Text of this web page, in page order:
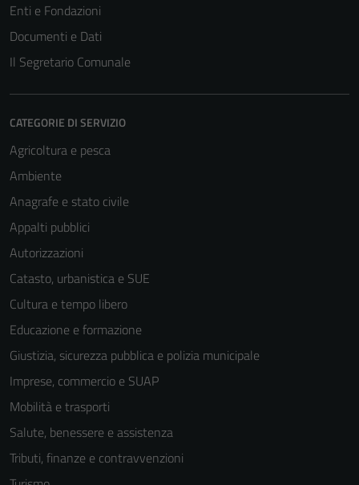
Enti e Fondazioni
Documenti e Dati
Il Segretario Comunale
CATEGORIE DI SERVIZIO
Agricoltura e pesca
Ambiente
Anagrafe e stato civile
Appalti pubblici
Autorizzazioni
Catasto, urbanistica e SUE
Cultura e tempo libero
Educazione e formazione
Giustizia, sicurezza pubblica e polizia municipale
Imprese, commercio e SUAP
Mobilità e trasporti
Salute, benessere e assistenza
Tributi, finanze e contravvenzioni